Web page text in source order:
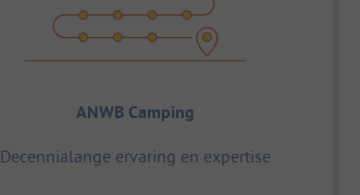
ANWB Camping
Decennialange ervaring en expertise